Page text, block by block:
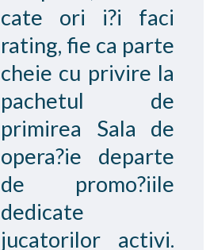
cate ori i?i faci
rating, fie ca parte
cheie cu privire la
pachetul de
primirea Sala de
opera?ie departe
de promo?iile
dedicate
jucatorilor activi.